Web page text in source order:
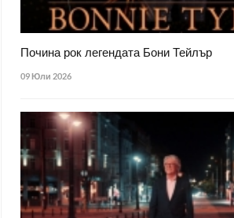
Почина рок легендата Бони Тейлър
09 Юли 2026